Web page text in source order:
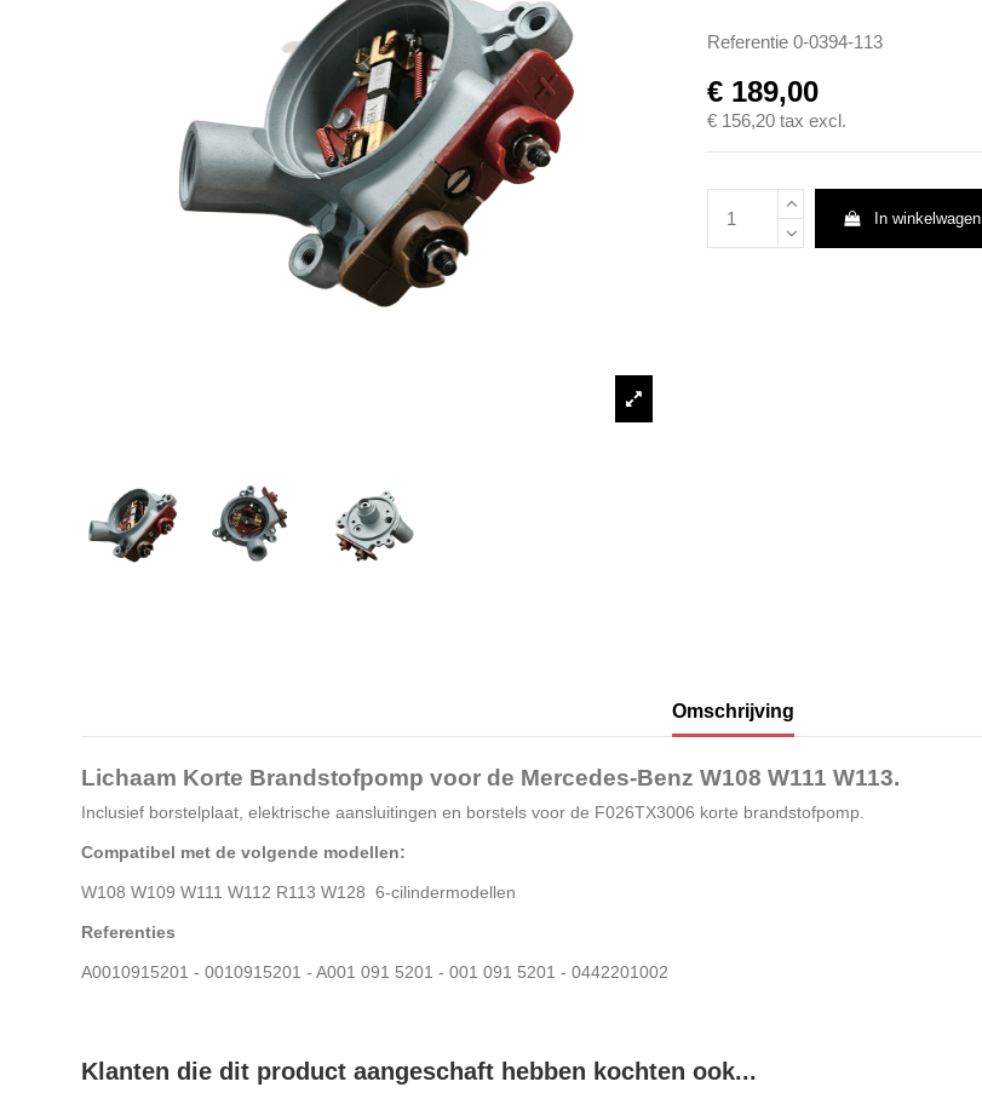
Referentie 0-0394-113
€ 189,00
€ 156,20 tax excl.
In winkelwagen
Omschrijving
Lichaam Korte Brandstofpomp voor de Mercedes-Benz W108 W111 W113.
Inclusief borstelplaat, elektrische aansluitingen en borstels voor de F026TX3006 korte brandstofpomp.
Compatibel met de volgende modellen:
W108 W109 W111 W112 R113 W128 6-cilindermodellen
Referenties
A0010915201 - 0010915201 - A001 091 5201 - 001 091 5201 - 0442201002
Klanten die dit product aangeschaft hebben kochten ook...